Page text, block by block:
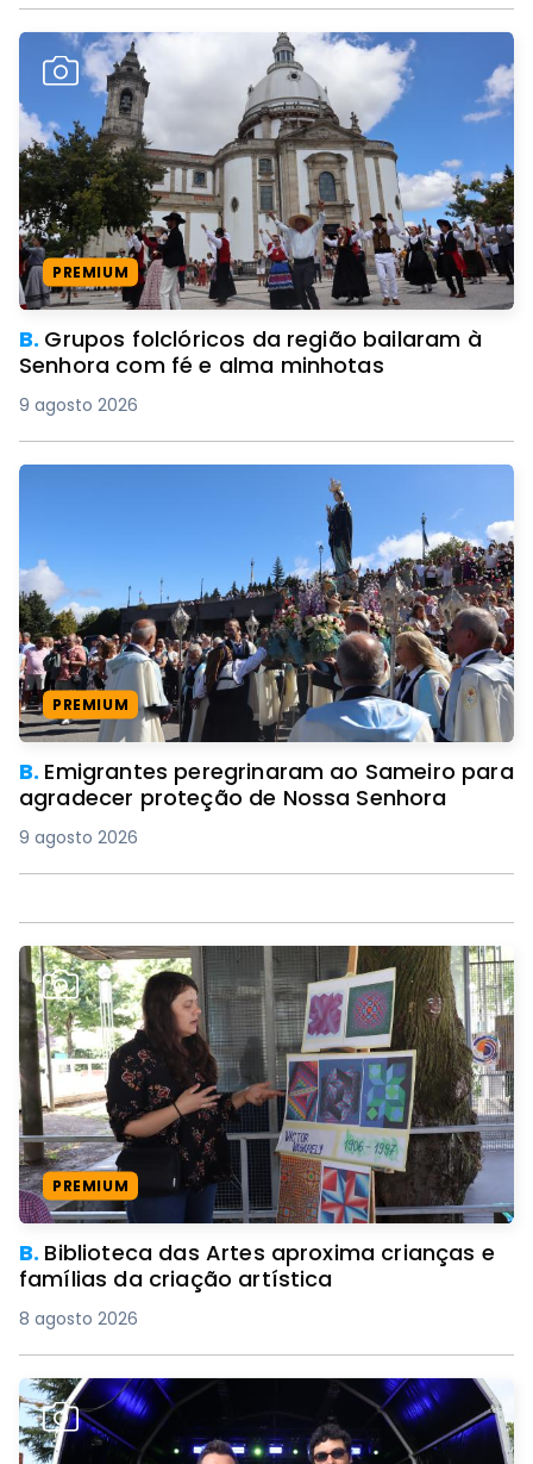
PREMIUM
B. Grupos folclóricos da região bailaram à
Senhora com fé e alma minhotas
9 agosto 2026
PREMIUM
B. Emigrantes peregrinaram ao Sameiro para
agradecer proteção de Nossa Senhora
9 agosto 2026
PREMIUM
B. Biblioteca das Artes aproxima crianças e
famílias da criação artística
8 agosto 2026